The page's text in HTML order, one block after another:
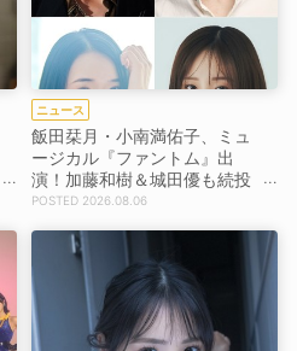
ニュース
飯田栞月・小南満佑子、ミュ
ージカル『ファントム』出
演！加藤和樹＆城田優も続投
【コメントあり】
2026.08.06